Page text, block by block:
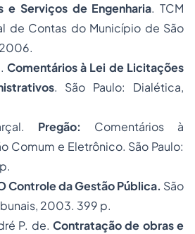
e Serviços de Engenharia. TCM
de Contas do Município de São
Comentários à Lei de Licitações
. São Paulo: Dialética,
Pregão: Comentários à
Comum e Eletrônico. São Paulo:
Controle da Gestão Pública. São
2003. 399 p.
P. de. Contratação de obras e